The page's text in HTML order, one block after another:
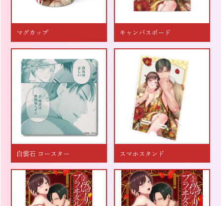
マグカップ キャンバスボード
白雲石 コースター スマホスタンド